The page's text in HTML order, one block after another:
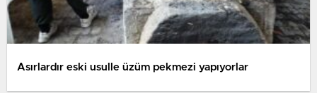
Asırlardır eski usulle üzüm pekmezi yapıyorlar